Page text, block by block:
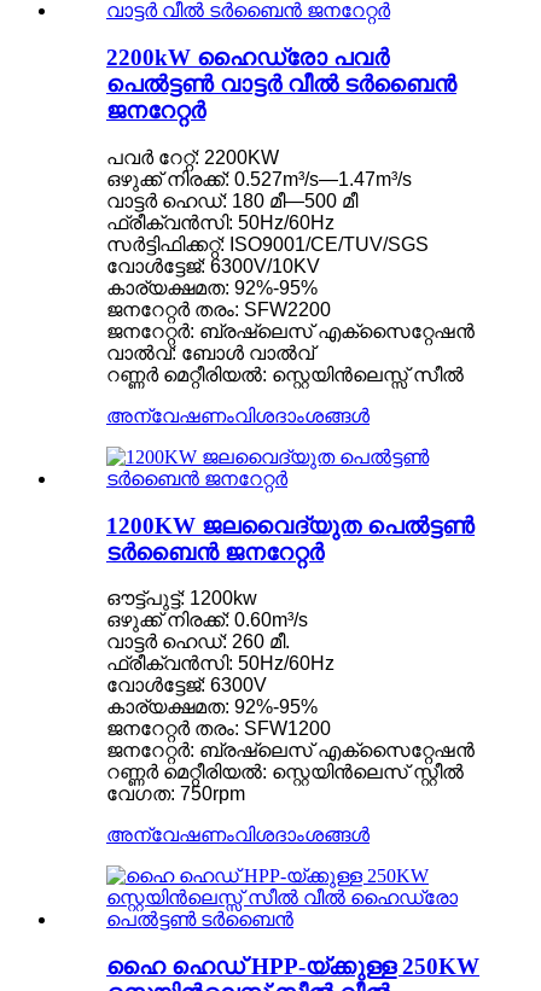
2200kW ഹൈഡ്രോ പവർ
പെൽട്ടൺ വാട്ടർ വീൽ ടർബൈൻ
ജനറേറ്റർ
പവർ റേറ്റ്: 2200KW
ഒഴുക്ക് നിരക്ക്: 0.527m³/s—1.47m³/s
വാട്ടർ ഹെഡ്: 180 മീ—500 മീ
ഫ്രീക്വൻസി: 50Hz/60Hz
സർട്ടിഫിക്കറ്റ്: ISO9001/CE/TUV/SGS
വോൾട്ടേജ്: 6300V/10KV
കാര്യക്ഷമത: 92%-95%
ജനറേറ്റർ തരം: SFW2200
ജനറേറ്റർ: ബ്രഷ്‌ലെസ് എക്‌സൈറ്റേഷൻ
വാൽവ്: ബോൾ വാൽവ്
റണ്ണർ മെറ്റീരിയൽ: സ്റ്റെയിൻലെസ്സ് സീൽ
അന്വേഷണംവിശദാംശങ്ങൾ
1200KW ജലവൈദ്യുത പെൽട്ടൺ
ടർബൈൻ ജനറേറ്റർ
ഔട്ട്പുട്ട്: 1200kw
ഒഴുക്ക് നിരക്ക്: 0.60m³/s
വാട്ടർ ഹെഡ്: 260 മീ.
ഫ്രീക്വൻസി: 50Hz/60Hz
വോൾട്ടേജ്: 6300V
കാര്യക്ഷമത: 92%-95%
ജനറേറ്റർ തരം: SFW1200
ജനറേറ്റർ: ബ്രഷ്‌ലെസ് എക്‌സൈറ്റേഷൻ
റണ്ണർ മെറ്റീരിയൽ: സ്റ്റെയിൻലെസ് സ്റ്റീൽ
വേഗത: 750rpm
അന്വേഷണംവിശദാംശങ്ങൾ
ഹൈ ഹെഡ് HPP-യ്‌ക്കുള്ള 250KW